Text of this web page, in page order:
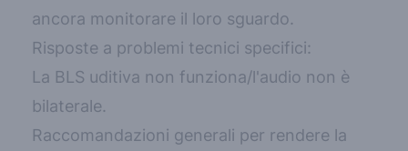
ancora monitorare il loro sguardo.
Risposte a problemi tecnici specifici:
La BLS uditiva non funziona/l'audio non è
bilaterale.
Raccomandazioni generali per rendere la